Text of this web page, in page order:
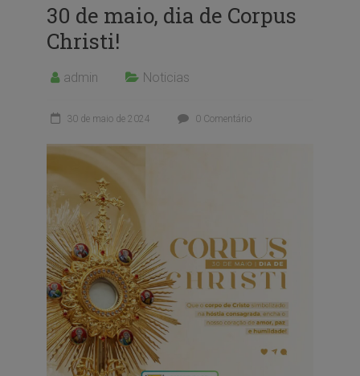
30 de maio, dia de Corpus
Christi!
admin Noticias
30 de maio de 2024 0 Comentário